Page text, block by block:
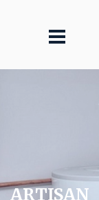
ARTISAN